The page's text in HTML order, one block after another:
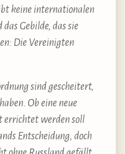
keine internationalen
Gebilde, das sie
Die Vereinigten
sind gescheitert,
Ob eine neue
errichtet werden soll
Entscheidung, doch